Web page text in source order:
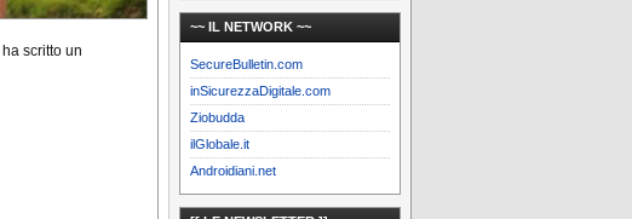
ha scritto un
~~ IL NETWORK ~~
SecureBulletin.com
inSicurezzaDigitale.com
Ziobudda
ilGlobale.it
Androidiani.net